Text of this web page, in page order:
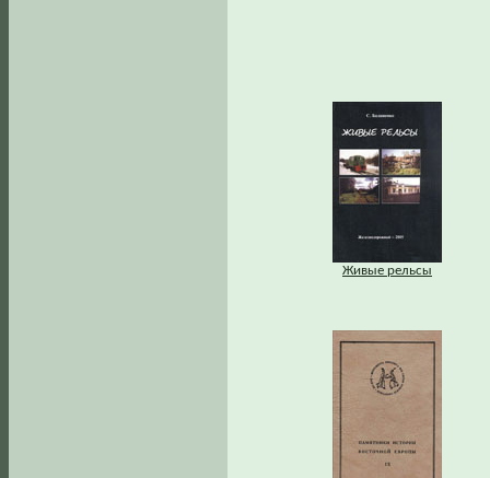
Живые рельсы